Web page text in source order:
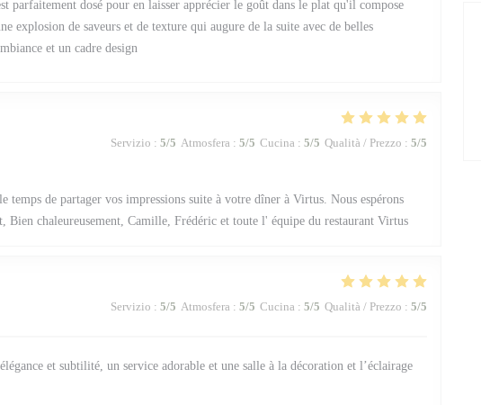
parfaitement dosé pour en laisser apprécier le goût dans le plat qu'il compose
explosion de saveurs et de texture qui augure de la suite avec de belles
et un cadre design
Servizio : 5/5 Atmosfera : 5/5 Cucina : 5/5 Qualità / Prezzo : 5/5
de partager vos impressions suite à votre dîner à Virtus. Nous espérons
chaleureusement, Camille, Frédéric et toute l' équipe du restaurant Virtus
Servizio : 5/5 Atmosfera : 5/5 Cucina : 5/5 Qualità / Prezzo : 5/5
et subtilité, un service adorable et une salle à la décoration et l’éclairage